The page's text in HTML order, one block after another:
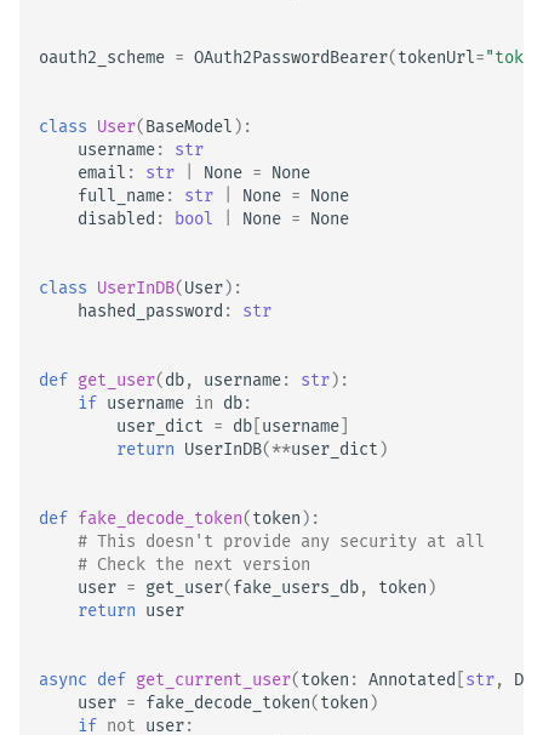
oauth2_scheme = OAuth2PasswordBearer(tokenUrl=
class User(BaseModel ):
username:
str
email : str None = None
full_name: str None = None
disabled : bool None = None
class UserInDB(User):
hashed_password : str
def get_user(db, username: str):
if username in db:
user_dict = db username
return UserInDB(**user_dict )
def fake_decode_token(token ):
# This doesn't provide any security at all
# Check the next version
user = get_user(fake_users_db, token )
return user
async def get_current_user(token : Annotated str,
user = fake_decode_token(token )
if not user: